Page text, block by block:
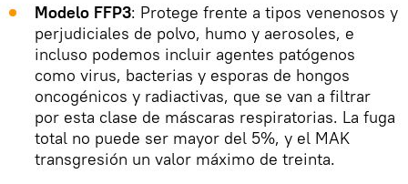
Modelo FFP3: Protege frente a tipos venenosos y
perjudiciales de polvo, humo y aerosoles, e
incluso podemos incluir agentes patógenos
como virus, bacterias y esporas de hongos
oncogénicos y radiactivas, que se van a filtrar
por esta clase de máscaras respiratorias. La fuga
total no puede ser mayor del 5%, y el MAK
transgresión un valor máximo de treinta.